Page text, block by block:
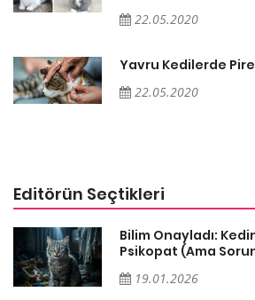
22.05.2020
Yavru Kedilerde
22.05.2020
Editörün Seçtikleri
Bilim Onayladı:
Psikopat (Ama
19.01.2026